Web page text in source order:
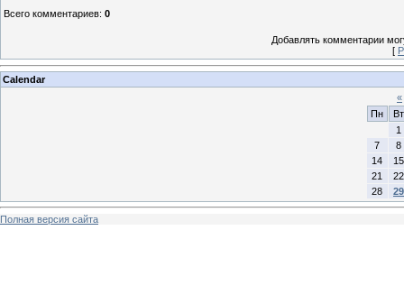
Всего комментариев: 0
Добавлять комментарии
[
Calendar
«
Пн
Вт
1
7
8
14
15
21
22
28
29
Полная версия сайта